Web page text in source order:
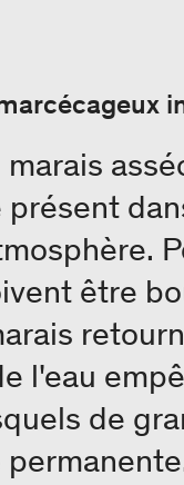
marais
être
l'eau
de